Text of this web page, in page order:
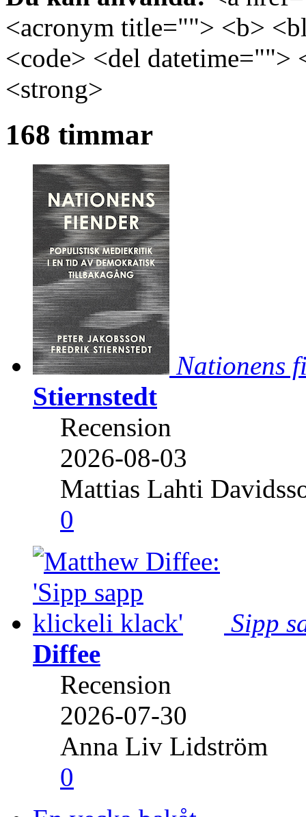
<acronym title=""> <b>
<code> <del
<strong>
168 timmar
Nationens
Stiernstedt
Recension
2026-08-03
Mattias Lahti
0
Sipp
Diffee
Recension
2026-07-30
Anna Liv Lidström
0